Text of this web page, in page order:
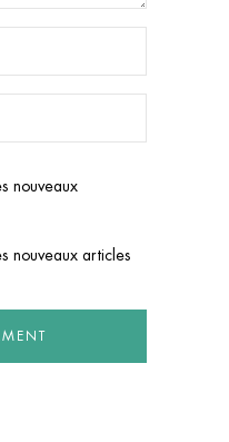
nouveaux
nouveaux articles